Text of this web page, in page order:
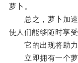
萝卜。
总之，萝卜加速
使人们能够随时享
它的出现将助力
立即拥有一个萝